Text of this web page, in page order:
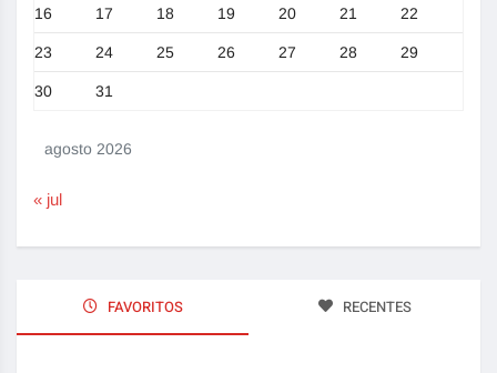
agosto 2026
16 17 18 19 20 21 22
23 24 25 26 27 28 29
30 31
« jul
FAVORITOS RECENTES